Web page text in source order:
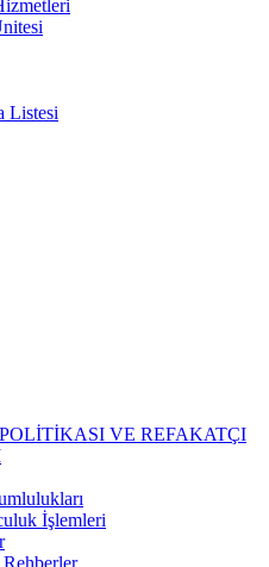
Listesi
VE REFAKATÇI
İşlemleri